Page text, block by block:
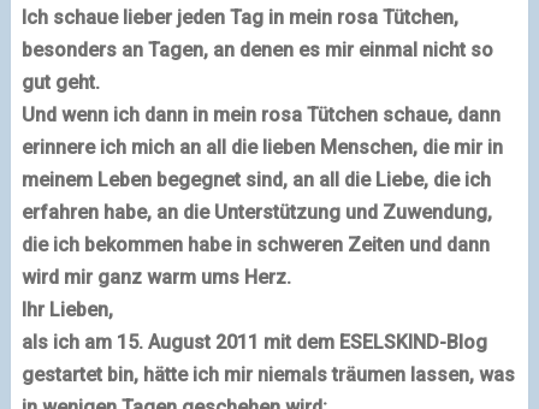
Ich schaue lieber jeden Tag in mein rosa Tütchen,
besonders an Tagen, an denen es mir einmal nicht so
gut geht.
Und wenn ich dann in mein rosa Tütchen schaue, dann
erinnere ich mich an all die lieben Menschen, die mir in
meinem Leben begegnet sind, an all die Liebe, die ich
erfahren habe, an die Unterstützung und Zuwendung,
die ich bekommen habe in schweren Zeiten und dann
wird mir ganz warm ums Herz.
Ihr Lieben,
als ich am 15. August 2011 mit dem ESELSKIND-Blog
gestartet bin, hätte ich mir niemals träumen lassen, was